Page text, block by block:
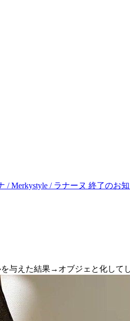
/ Merkystyle / ラナーヌ 終了のお
与えた結果→オブジェと化して